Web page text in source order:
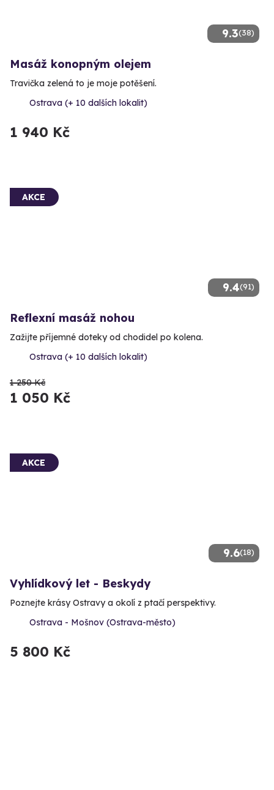
9.3(38)
Masáž konopným olejem
Travička zelená to je moje potěšení.
Ostrava (+ 10 dalších lokalit)
1 940 Kč
9.4(91)
AKCE
Reflexní masáž nohou
Zažijte příjemné doteky od chodidel po kolena.
Ostrava (+ 10 dalších lokalit)
1 250 Kč
1 050 Kč
9.6(18)
AKCE
Vyhlídkový let - Beskydy
Poznejte krásy Ostravy a okolí z ptačí perspektivy.
Ostrava - Mošnov (Ostrava-město)
5 800 Kč